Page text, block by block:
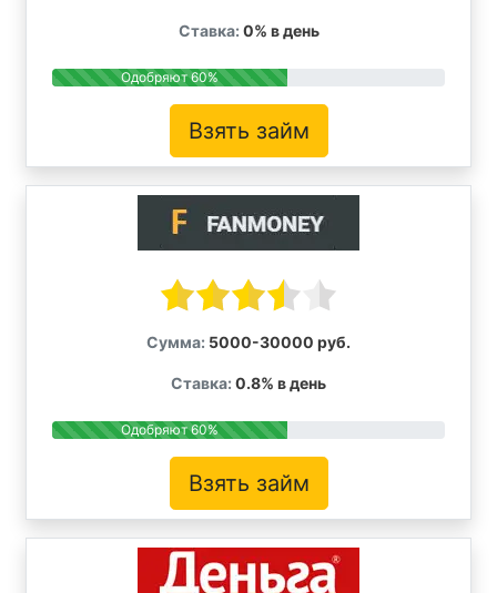
Ставка: 0% в день
Одобряют 60%
Взять займ
Сумма: 5000-30000 руб.
Ставка: 0.8% в день
Одобряют 60%
Взять займ